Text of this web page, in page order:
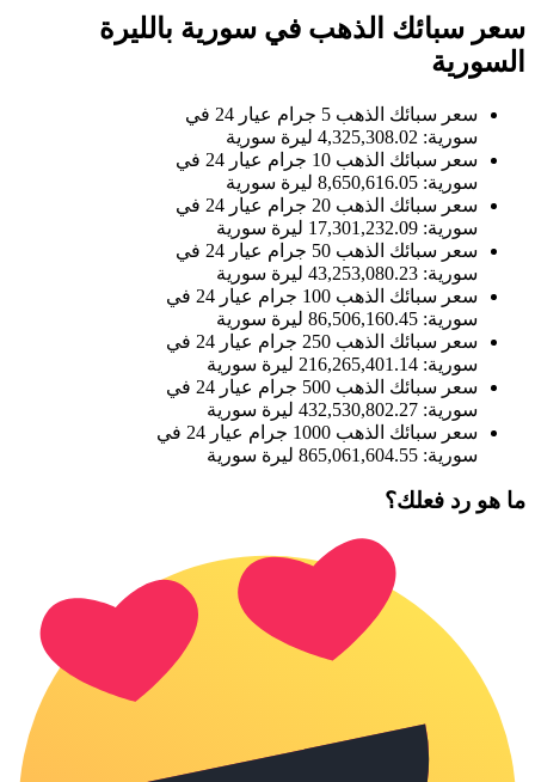
سعر سبائك الذهب في سورية بالليرة
السورية
سعر سبائك الذهب 5 جرام عيار 24 في
سورية: 4,325,308.02 ليرة سورية
سعر سبائك الذهب 10 جرام عيار 24 في
سورية: 8,650,616.05 ليرة سورية
سعر سبائك الذهب 20 جرام عيار 24 في
سورية: 17,301,232.09 ليرة سورية
سعر سبائك الذهب 50 جرام عيار 24 في
سورية: 43,253,080.23 ليرة سورية
سعر سبائك الذهب 100 جرام عيار 24 في
سورية: 86,506,160.45 ليرة سورية
سعر سبائك الذهب 250 جرام عيار 24 في
سورية: 216,265,401.14 ليرة سورية
سعر سبائك الذهب 500 جرام عيار 24 في
سورية: 432,530,802.27 ليرة سورية
سعر سبائك الذهب 1000 جرام عيار 24 في
سورية: 865,061,604.55 ليرة سورية
ما هو رد فعلك؟